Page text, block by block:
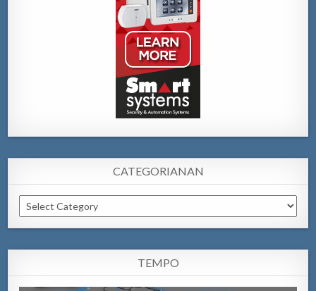
CATEGORIANAN
Categorianan
TEMPO